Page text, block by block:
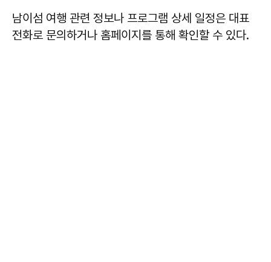
남이섬 여행 관련 정보나 프로그램 상세 일정은 대표
전화로 문의하거나 홈페이지를 통해 확인할 수 있다.